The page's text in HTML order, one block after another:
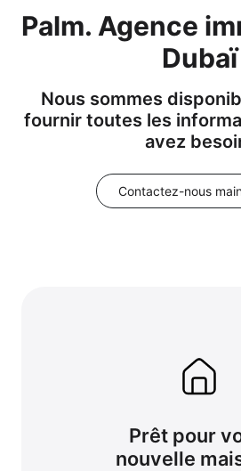
Palm. Agence
Dubaï
Nous sommes
fournir toutes les
avez
Contactez-nous
Prêt pour
nouvelle